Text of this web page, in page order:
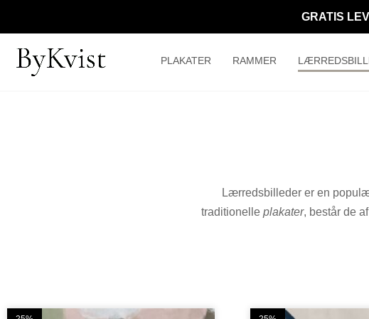
GRATIS
PLAKATER RAMMER
Lærredsbilleder er en
traditionelleplakater, består de